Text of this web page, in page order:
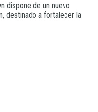
dispone de un nuevo
destinado a fortalecer la